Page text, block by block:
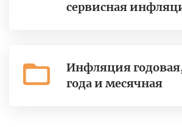
сервисная
Инфляция годовая,
года и месячная